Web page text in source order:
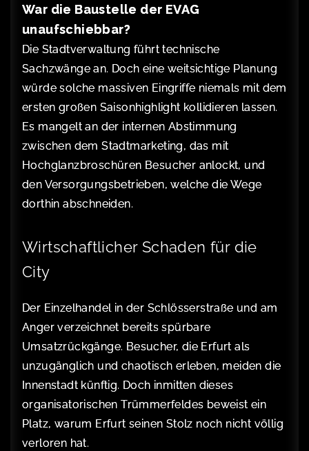
War die Baustelle der EVAG
unaufschiebbar?
Die Stadtverwaltung führt technische
Sachzwänge an. Doch eine weitsichtige Planung
würde solche massiven Eingriffe niemals mit dem
ersten großen Saisonhighlight kollidieren lassen.
Es mangelt an der internen Abstimmung
zwischen dem Stadtmarketing, das mit
Hochglanzbroschüren Besucher anlockt, und
den Versorgungsbetrieben, welche die Wege
dorthin abschneiden.
Wirtschaftlicher Schaden für die
City
Der Einzelhandel in der Schlösserstraße und am
Anger verzeichnet bereits spürbare
Umsatzrückgänge. Besucher, die Erfurt als
unzugänglich und chaotisch erleben, meiden die
Innenstadt künftig. Doch inmitten dieses
organisatorischen Trümmerfeldes beweist ein
Platz, warum Erfurt seinen Stolz noch nicht völlig
verloren hat.